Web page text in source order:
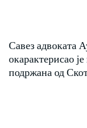
Савез адвоката
окарактерисао
подржана од